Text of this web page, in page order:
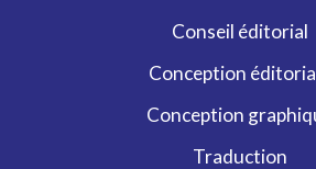
Conseil éditorial
Conception
Conception
Traduction